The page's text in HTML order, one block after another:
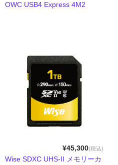
メモリーカード
ワイヤレスHDMIエクステンダー
HDMI伝送機
リモートKVMスイッチ
OWC USB4 Express 4M2
¥45,300(税込)
Wise SDXC UHS-II メモリーカ